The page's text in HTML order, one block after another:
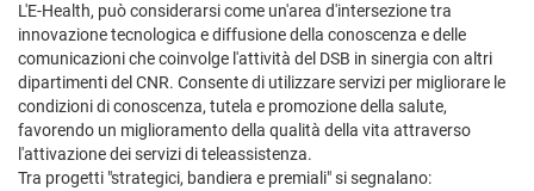
L'E-Health, può considerarsi come un'area d'intersezione tra
innovazione tecnologica e diffusione della conoscenza e delle
comunicazioni che coinvolge l'attività del DSB in sinergia con altri
dipartimenti del CNR. Consente di utilizzare servizi per migliorare le
condizioni di conoscenza, tutela e promozione della salute,
favorendo un miglioramento della qualità della vita attraverso
l'attivazione dei servizi di teleassistenza.
Tra progetti "strategici, bandiera e premiali" si segnalano: